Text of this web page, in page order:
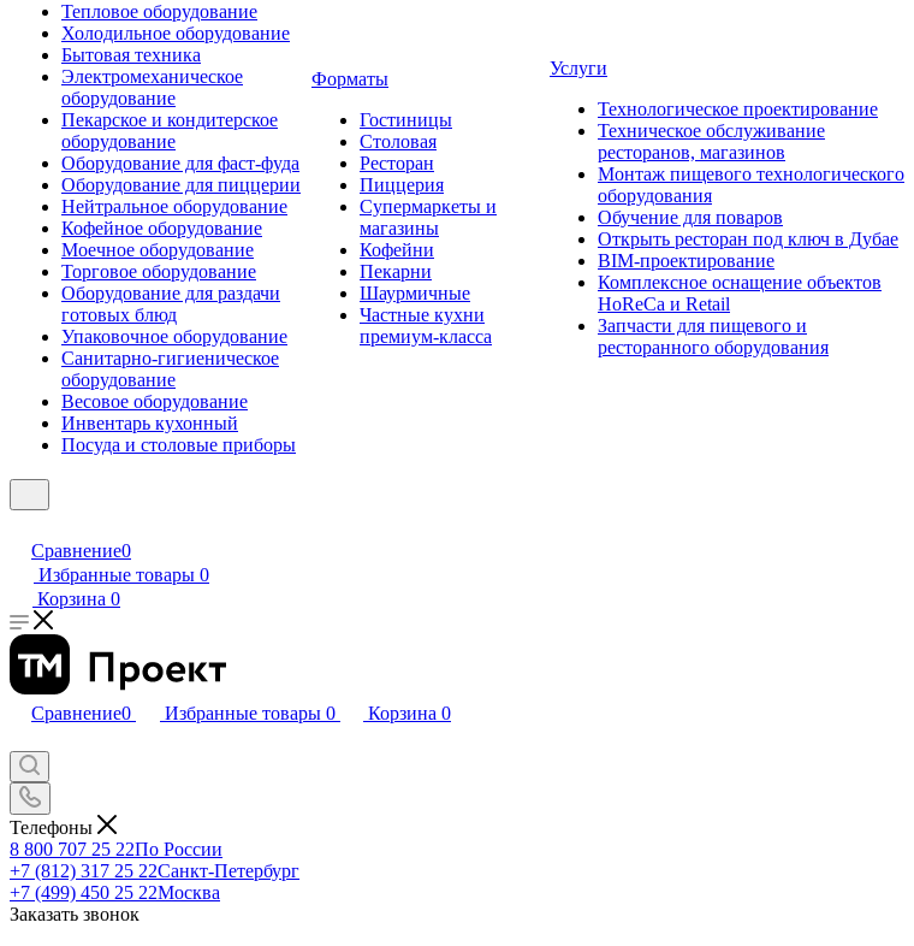
Тепловое оборудование
Холодильное оборудование
Бытовая техника
Электромеханическое
оборудование
Пекарское и кондитерское
оборудование
Оборудование для фаст-фуда
Оборудование для пиццерии
Нейтральное оборудование
Кофейное оборудование
Моечное оборудование
Торговое оборудование
Оборудование для раздачи
готовых блюд
Упаковочное оборудование
Санитарно-гигиеническое
оборудование
Весовое оборудование
Инвентарь кухонный
Посуда и столовые приборы
Форматы
Гостиницы
Столовая
Ресторан
Пиццерия
Супермаркеты и
магазины
Кофейни
Пекарни
Шаурмичные
Частные кухни
премиум-класса
Услуги
Технологическое проектирование
Техническое обслуживание
ресторанов, магазинов
Монтаж пищевого технологического
оборудования
Обучение для поваров
Открыть ресторан под ключ в Дубае
BIM-проектирование
Комплексное оснащение объектов
HoReCa и Retail
Запчасти для пищевого и
ресторанного оборудования
Сравнение0
Избранные товары 0
Корзина 0
Сравнение0 Избранные товары 0 Корзина 0
Телефоны
8 800 707 25 22По России
+7 (812) 317 25 22Санкт-Петербург
+7 (499) 450 25 22Москва
Заказать звонок